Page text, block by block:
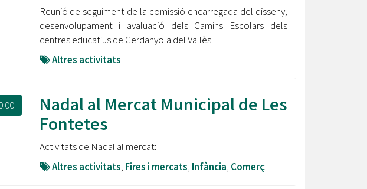
Reunió de seguiment de la comissió encarregada del disseny,
desenvolupament i avaluació dels Camins Escolars dels
centres educatius de Cerdanyola del Vallès.
Altres activitats
Nadal al Mercat Municipal de Les
Fontetes
Activitats de Nadal al mercat:
Altres activitats, Fires i mercats, Infància, Comerç